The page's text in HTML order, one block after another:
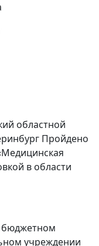
областной
Пройдено
в области
бюджетном
учреждении